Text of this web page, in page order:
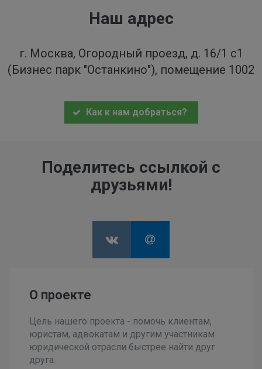
Наш адрес
г. Москва, Огородный проезд, д. 16/1 с1
(Бизнес парк "Останкино"), помещение 1002
Как к нам добраться?
Поделитесь ссылкой с
друзьями!
О проекте
Цель нашего проекта - помочь клиентам,
юристам, адвокатам и другим участникам
юридической отрасли быстрее найти друг
друга.